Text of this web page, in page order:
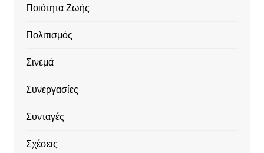
Ποιότητα Ζωής
Πολιτισμός
Σινεμά
Συνεργασίες
Συνταγές
Σχέσεις